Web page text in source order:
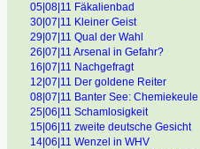
05|08|11 Fäkalienbad
30|07|11 Kleiner Geist
29|07|11 Qual der Wahl
26|07|11 Arsenal in Gefahr?
16|07|11 Nachgefragt
12|07|11 Der goldene Reiter
08|07|11 Banter See: Chemiekeule
25|06|11 Schamlosigkeit
15|06|11 zweite deutsche Gesicht
14|06|11 Wenzel in WHV